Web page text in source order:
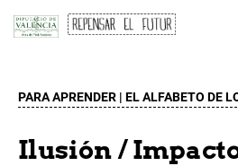
VALENCIÀ |
PARA APRENDER | EL ALFABETO DE
Ilusión /